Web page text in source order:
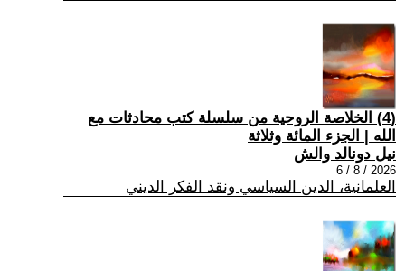
(4) الخلاصة الروحية من سلسلة كتب محادثات مع
الله | الجزء المائة وثلاثة
نيل دونالد والش
2026 / 8 / 6
العلمانية، الدين السياسي ونقد الفكر الديني